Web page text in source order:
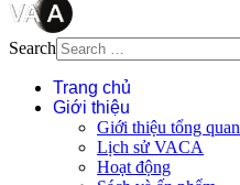
Search
Trang chủ
Giới thiệu
Giới thiệu tổng quan
Lịch sử VACA
Hoạt động